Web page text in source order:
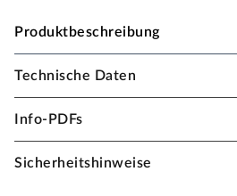
Produktbeschreibung
PALMAKO Garage "Roger" 19,0
mm grau tauchimprägniert
Technische Daten
Info-PDFs
Sicherheitshinweise